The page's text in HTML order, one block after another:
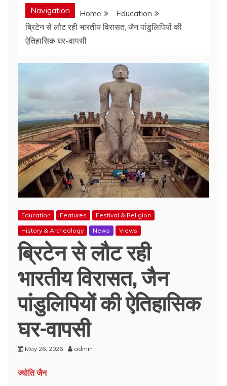
Navigation Home
Education
ब्रिटेन से लौट रही भारतीय विरासत, जैन पांडुलिपियों की
ऐतिहासिक घर-वापसी
Education Features
Festival & Religion
History & Archeology
News Views
ब्रिटेन से लौट रही
भारतीय विरासत, जैन
पांडुलिपियों की ऐतिहासिक
घर-वापसी
May 26, 2026 admin
ज्योति जैन